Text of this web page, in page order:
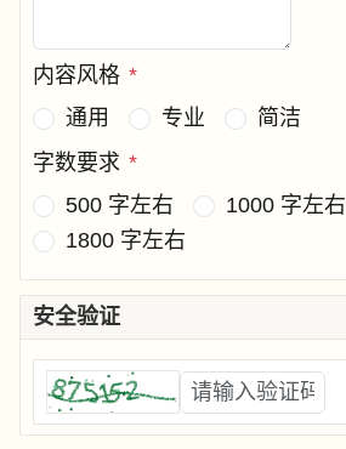
内容风格 *
通用
专业
简洁
字数要求 *
500 字左右
1000 字左右
1800 字左右
安全验证